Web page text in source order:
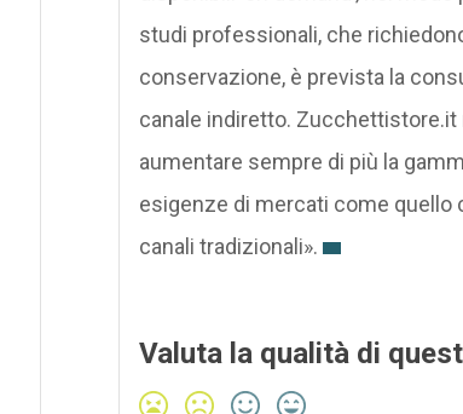
studi professionali, che
conservazione, è prevista la
canale indiretto. Zucchettistore.it
aumentare sempre di più la
esigenze di mercati come quello
canali tradizionali».
Valuta la qualità di